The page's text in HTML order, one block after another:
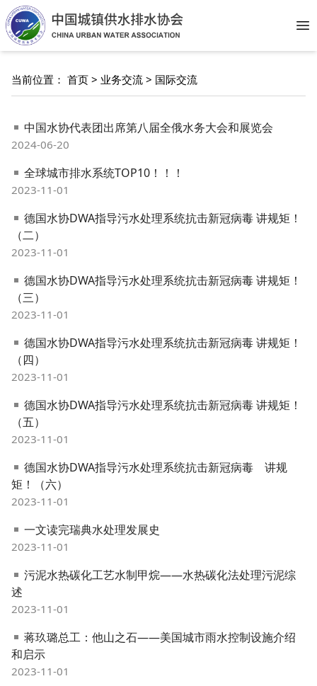
当前位置： 首页 > 业务交流 > 国际交流
中国水协代表团出席第八届全俄水务大会和展览会
2024-06-20
全球城市排水系统TOP10！！！
2023-11-01
德国水协DWA指导污水处理系统抗击新冠病毒 讲规矩！
（二）
2023-11-01
德国水协DWA指导污水处理系统抗击新冠病毒 讲规矩！
（三）
2023-11-01
德国水协DWA指导污水处理系统抗击新冠病毒 讲规矩！
（四）
2023-11-01
德国水协DWA指导污水处理系统抗击新冠病毒 讲规矩！
（五）
2023-11-01
德国水协DWA指导污水处理系统抗击新冠病毒 讲规
矩！（六）
2023-11-01
一文读完瑞典水处理发展史
2023-11-01
污泥水热碳化工艺水制甲烷——水热碳化法处理污泥综
述
2023-11-01
蒋玖璐总工：他山之石——美国城市雨水控制设施介绍
和启示
2023-11-01